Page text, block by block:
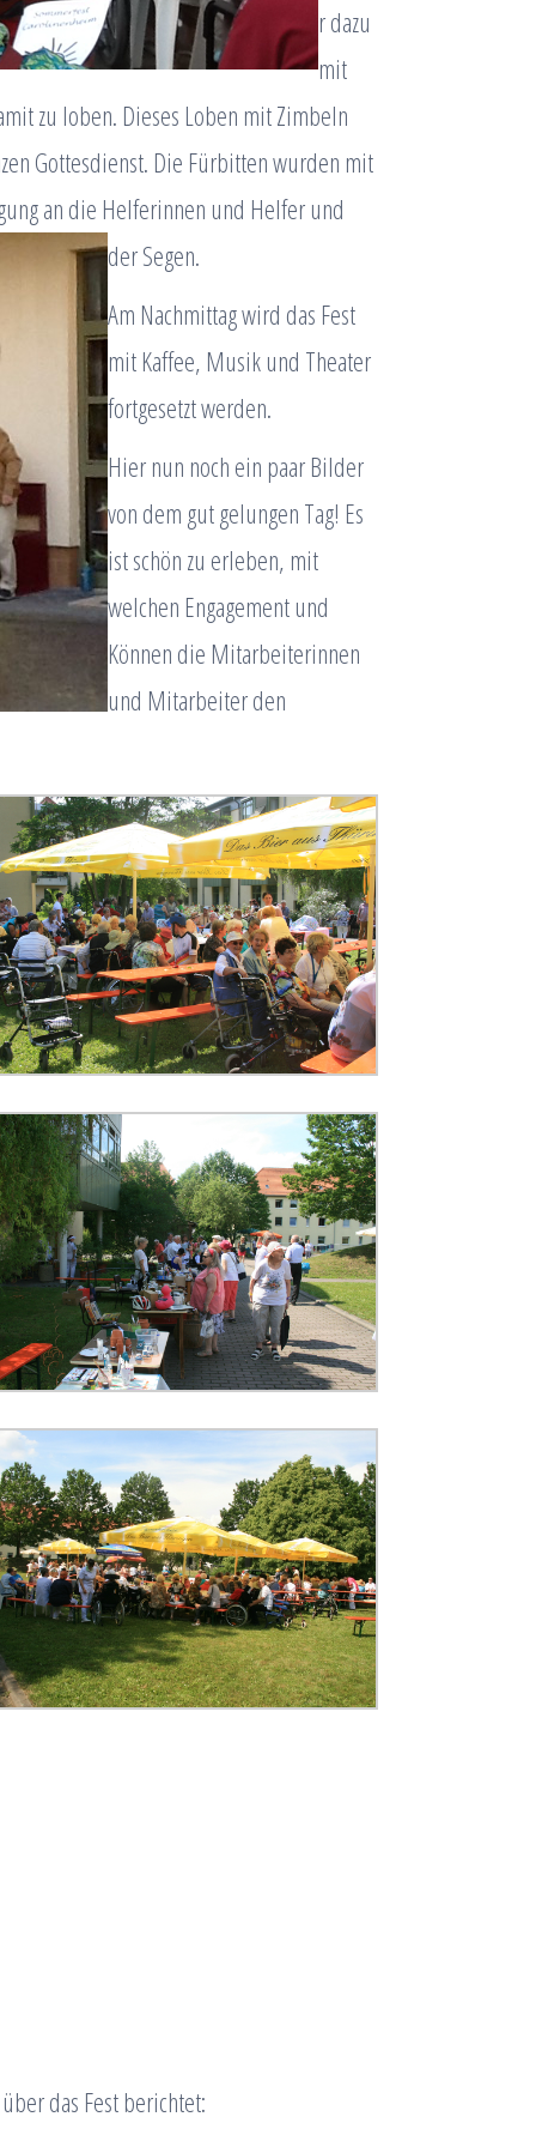
r dazu
mit
zu loben. Dieses Loben mit Zimbeln
Gottesdienst. Die Fürbitten wurden mit
an die Helferinnen und Helfer und
der Segen.
Am Nachmittag wird das Fest
mit Kaffee, Musik und Theater
fortgesetzt werden.
Hier nun noch ein paar Bilder
von dem gut gelungen Tag! Es
ist schön zu erleben, mit
welchen Engagement und
Können die Mitarbeiterinnen
und Mitarbeiter den
das Fest berichtet: